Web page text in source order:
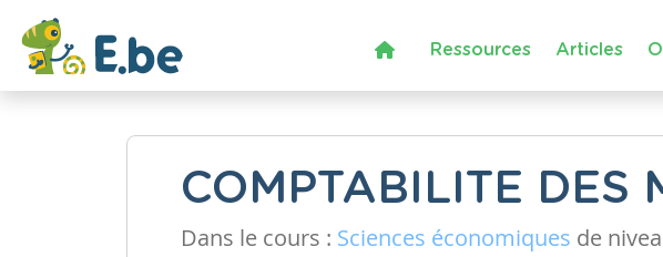
Ressources Articles
COMPTABILITE DES
Dans le cours : Sciences économiques de